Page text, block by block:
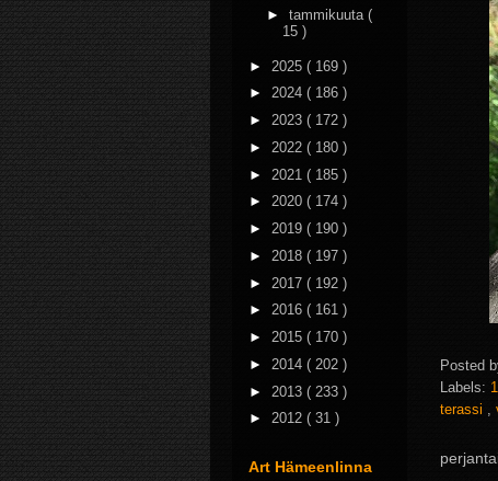
Posted
Labels:
terassi ,
► tammikuuta (
15 )
► 2025 ( 169 )
► 2024 ( 186 )
► 2023 ( 172 )
► 2022 ( 180 )
► 2021 ( 185 )
► 2020 ( 174 )
► 2019 ( 190 )
► 2018 ( 197 )
► 2017 ( 192 )
► 2016 ( 161 )
► 2015 ( 170 )
► 2014 ( 202 )
► 2013 ( 233 )
► 2012 ( 31 )
Art Hämeenlinna